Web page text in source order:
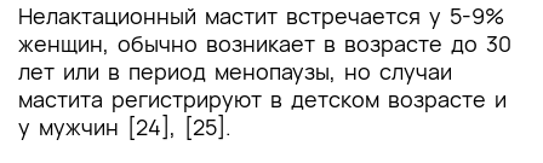
Нелактационный мастит встречается у 5-9%
женщин, обычно возникает в возрасте до 30
лет или в период менопаузы, но случаи
мастита регистрируют в детском возрасте и
у мужчин [24], [25].